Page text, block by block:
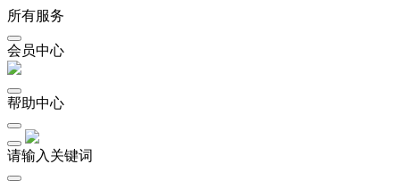
所有服务
会员中心
帮助中心
请输入关键词